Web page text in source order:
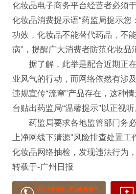
化妆品电子商务平台经营者必须
化妆品消费提示语“药监局提示您
功效，化妆品不能替代药品，不
病”，提醒广大消费者防范化妆品
据了解，此举是配合近期正在
业风气的行动，而网络依然有涉
违规宣传“流窜”产品存在，这种
台贴出药监局“温馨提示”以正视听
药监局要求各地监管部门务必
上净网线下清源”风险排查处置工
化妆品网络抽检，发现违法行为
转载于-广州日报